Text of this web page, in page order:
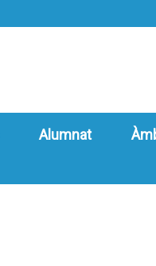
Alumnat